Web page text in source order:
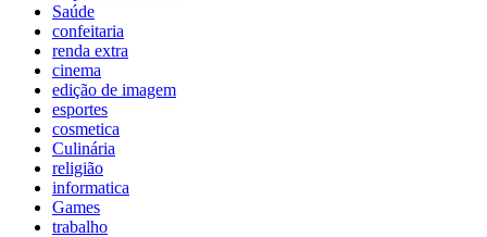
Saúde
confeitaria
renda extra
cinema
edição de imagem
esportes
cosmetica
Culinária
religião
informatica
Games
trabalho